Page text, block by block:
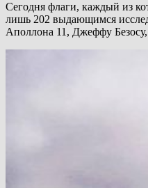
Сегодня флаги, каждый из
лишь 202 выдающимся
Аполлона 11, Джеффу